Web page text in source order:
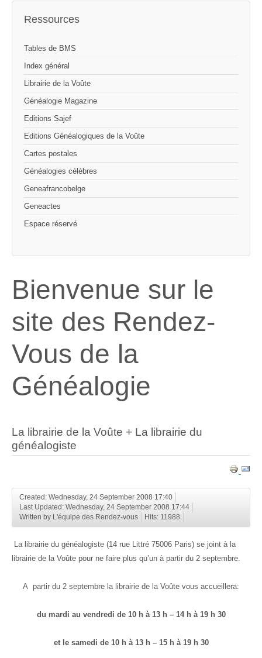
Ressources
Tables de BMS
Index général
Librairie de la Voûte
Généalogie Magazine
Editions Sajef
Editions Généalogiques de la Voûte
Cartes postales
Généalogies célèbres
Geneafrancobelge
Geneactes
Espace réservé
Bienvenue sur le
site des Rendez-
Vous de la
Généalogie
La librairie de la Voûte + La librairie du
généalogiste
Created: Wednesday, 24 September 2008 17:40
Last Updated: Wednesday, 24 September 2008 17:44
Written by L'équipe des Rendez-vous
Hits: 11988
La librairie du généalogiste (14 rue Littré 75006 Paris) se joint à la
librairie de la Voûte pour ne faire plus qu’un à partir du 2 septembre.
A partir du 2 septembre la librairie de la Voûte vous accueillera:
du mardi au vendredi de 10 h à 13 h – 14 h à 19 h 30
et le samedi de 10 h à 13 h – 15 h à 19 h 30